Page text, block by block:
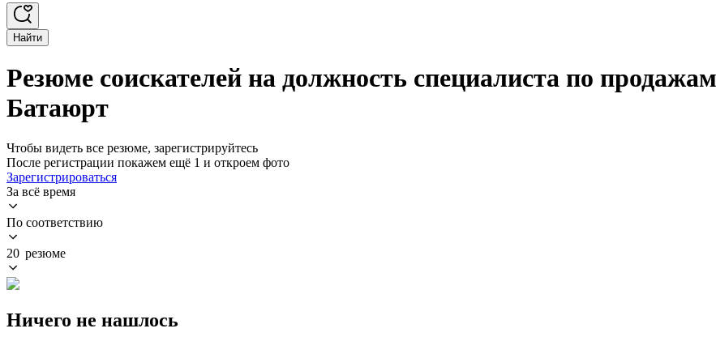
Найти
Резюме соискателей на должность специалиста по
Батаюрт
Чтобы видеть все резюме, зарегистрируйтесь
После регистрации покажем ещё 1 и откроем фото
Зарегистрироваться
За всё время
По соответствию
20 резюме
Ничего не нашлось